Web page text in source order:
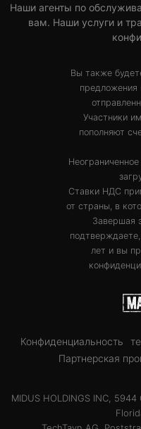
Наши агенты по
вам. Наши услуги и
Вы также
предложения
Участники
пополняют
Ставки НДС
от страны, в
Завершая
лет и вы
Конфиденциальность
Партнерская
MIDUS HOLDINGS INC,